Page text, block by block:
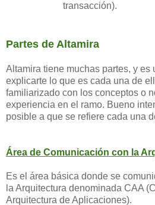
transacción).
Partes de Altamira
Altamira tiene muchas partes, y es
explicarte lo que es cada una de
familiarizado con los conceptos o
experiencia en el ramo. Bueno
posible a que se refiere cada una
Área de Comunicación con la
Es el área básica donde se
la Arquitectura denominada CAA
Arquitectura de Aplicaciones).